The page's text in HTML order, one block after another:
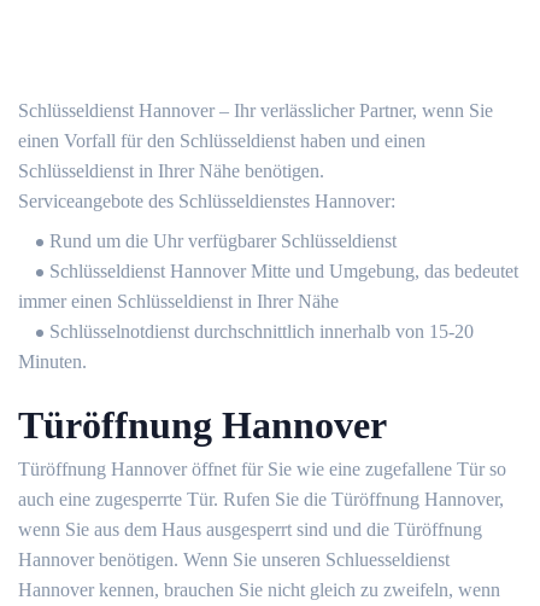
Schlüsseldienst Hannover – Ihr verlässlicher Partner, wenn Sie
einen Vorfall für den Schlüsseldienst haben und einen
Schlüsseldienst in Ihrer Nähe benötigen.
Serviceangebote des Schlüsseldienstes Hannover:
Rund um die Uhr verfügbarer Schlüsseldienst
Schlüsseldienst Hannover Mitte und Umgebung, das bedeutet
immer einen Schlüsseldienst in Ihrer Nähe
Schlüsselnotdienst durchschnittlich innerhalb von 15-20
Minuten.
Türöffnung Hannover
Türöffnung Hannover öffnet für Sie wie eine zugefallene Tür so
auch eine zugesperrte Tür. Rufen Sie die Türöffnung Hannover,
wenn Sie aus dem Haus ausgesperrt sind und die Türöffnung
Hannover benötigen. Wenn Sie unseren Schluesseldienst
Hannover kennen, brauchen Sie nicht gleich zu zweifeln, wenn